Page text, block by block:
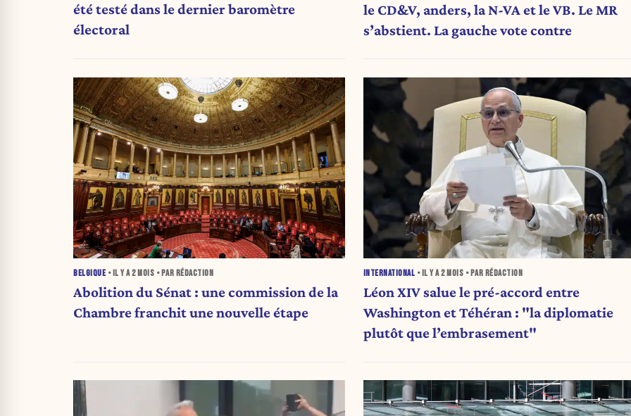
été testé dans le dernier baromètre
électoral
le CD&V, anders, la N-VA et le VB. Le MR
s’abstient. La gauche vote contre
BELGIQUE • IL Y A2 MOIS • PAR RÉDACTION
Abolition du Sénat : une commission de la
Chambre franchit une nouvelle étape
INTERNATIONAL • IL Y A2 MOIS • PAR RÉDACTION
Léon XIV salue le pré-accord entre
Washington et Téhéran : "la diplomatie
plutôt que l’embrasement"